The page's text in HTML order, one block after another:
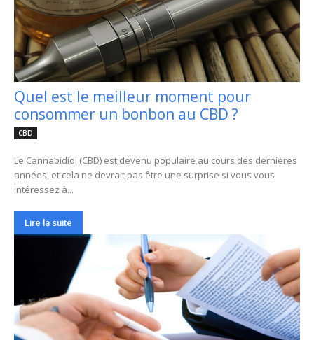
Quel est le meilleur moment pour
consommer un bonbon au CBD ?
CBD
Le Cannabidiol (CBD) est devenu populaire au cours des dernières
années, et cela ne devrait pas être une surprise si vous vous
intéressez à...
Lire la suite